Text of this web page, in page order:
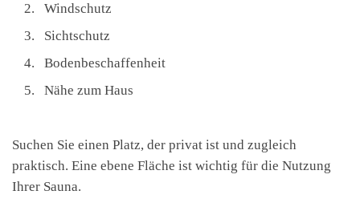
Windschutz
Sichtschutz
Bodenbeschaffenheit
Nähe zum Haus
Suchen Sie einen Platz, der privat ist und zugleich
praktisch. Eine ebene Fläche ist wichtig für die Nutzung
Ihrer Sauna.